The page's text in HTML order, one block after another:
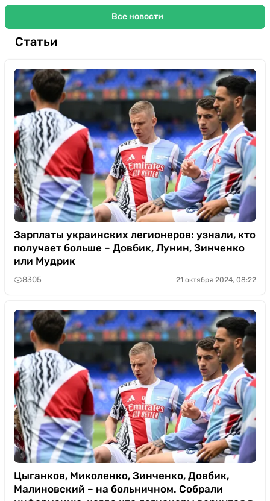
Все новости
Статьи
Зарплаты украинских легионеров: узнали, кто
получает больше – Довбик, Лунин, Зинченко
или Мудрик
8305 21 октября 2024, 08:22
Цыганков, Миколенко, Зинченко, Довбик,
Малиновский – на больничном. Собрали